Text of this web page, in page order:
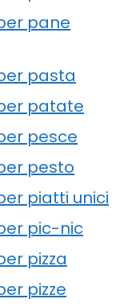
pane
pasta
patate
pesce
pesto
piatti unici
pic-nic
pizza
pizze